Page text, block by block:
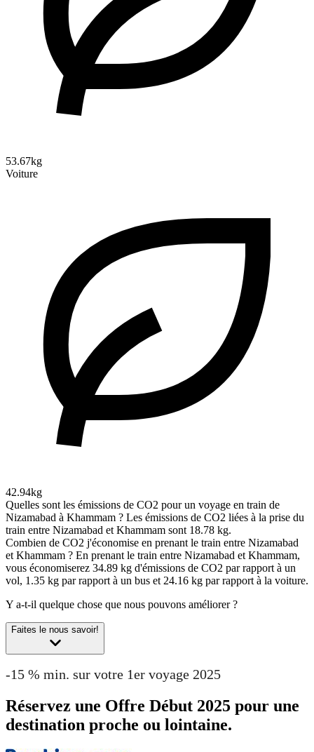
53.67kg
Voiture
42.94kg
Quelles sont les émissions de CO2 pour un voyage en train de
Nizamabad à Khammam ? Les émissions de CO2 liées à la prise du
train entre Nizamabad et Khammam sont 18.78 kg.
Combien de CO2 j'économise en prenant le train entre Nizamabad
et Khammam ? En prenant le train entre Nizamabad et Khammam,
vous économiserez 34.89 kg d'émissions de CO2 par rapport à un
vol, 1.35 kg par rapport à un bus et 24.16 kg par rapport à la voiture.
Y a-t-il quelque chose que nous pouvons améliorer ?
Faites le nous savoir!
-15 % min. sur votre 1er voyage 2025
Réservez une Offre Début 2025 pour une
destination proche ou lointaine.